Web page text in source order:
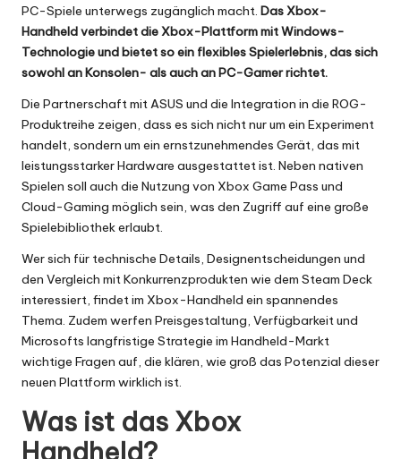
PC-Spiele unterwegs zugänglich macht. Das Xbox-
Handheld verbindet die Xbox-Plattform mit Windows-
Technologie und bietet so ein flexibles Spielerlebnis, das sich
sowohl an Konsolen- als auch an PC-Gamer richtet.
Die Partnerschaft mit ASUS und die Integration in die ROG-
Produktreihe zeigen, dass es sich nicht nur um ein Experiment
handelt, sondern um ein ernstzunehmendes Gerät, das mit
leistungsstarker Hardware ausgestattet ist. Neben nativen
Spielen soll auch die Nutzung von Xbox Game Pass und
Cloud-Gaming möglich sein, was den Zugriff auf eine große
Spielebibliothek erlaubt.
Wer sich für technische Details, Designentscheidungen und
den Vergleich mit Konkurrenzprodukten wie dem Steam Deck
interessiert, findet im Xbox-Handheld ein spannendes
Thema. Zudem werfen Preisgestaltung, Verfügbarkeit und
Microsofts langfristige Strategie im Handheld-Markt
wichtige Fragen auf, die klären, wie groß das Potenzial dieser
neuen Plattform wirklich ist.
Was ist das Xbox